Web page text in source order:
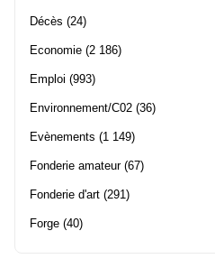
Décès (24)
Economie (2 186)
Emploi (993)
Environnement/C02 (36)
Evènements (1 149)
Fonderie amateur(67)
Fonderie d'art (291)
Forge (40)